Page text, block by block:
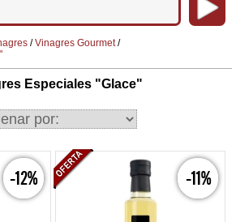
/Vinagres Gourmet/
Especiales "Glace"
-12% -11%